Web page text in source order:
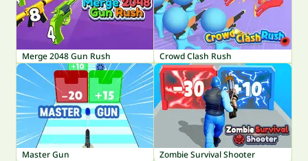
Merge 2048 Gun Rush Crowd Clash Rush
Master Gun Zombie Survival Shooter